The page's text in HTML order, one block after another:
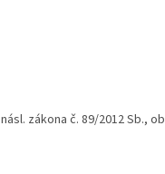
zákona č. 89/2012 Sb.,